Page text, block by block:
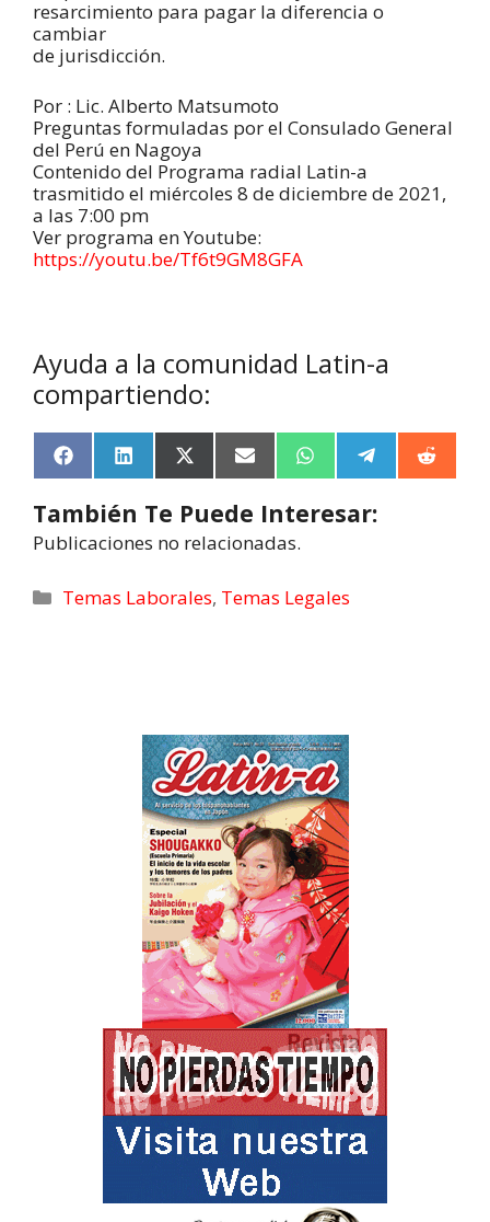
resarcimiento para pagar la diferencia o
cambiar
de jurisdicción.
Por : Lic. Alberto Matsumoto
Preguntas formuladas por el Consulado General
del Perú en Nagoya
Contenido del Programa radial Latin-a
trasmitido el miércoles 8 de diciembre de 2021,
a las 7:00 pm
Ver programa en Youtube:
https://youtu.be/Tf6t9GM8GFA
Ayuda a la comunidad Latin-a
compartiendo:
F
a
e
b
o
k
L
i
k
e
d
n
X
(
w
i
t
e
r
E
m
a
l
W
h
t
p
e
e
R
e
También Te Puede Interesar:
Publicaciones no relacionadas.
Temas Laborales, Temas Legales